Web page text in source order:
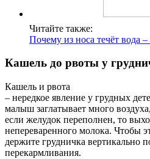
Читайте также:
Почему из носа течёт вода –
Кашель до рвоты у
Кашель и рвота
– нередкое явление у грудных
малыш заглатывает много
если желудок переполнен, то
непереваренного молока. Чтобы
держите грудничка вертикально
перекармливания.